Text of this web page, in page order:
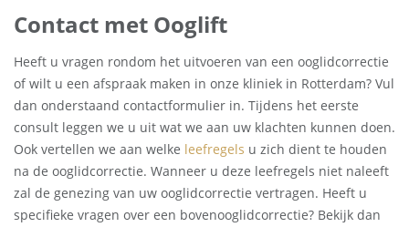
Contact met Ooglift
Heeft u vragen rondom het uitvoeren van een ooglidcorrectie
of wilt u een afspraak maken in onze kliniek in Rotterdam? Vul
dan onderstaand contactformulier in. Tijdens het eerste
consult leggen we u uit wat we aan uw klachten kunnen doen.
Ook vertellen we aan welke leefregels u zich dient te houden
na de ooglidcorrectie. Wanneer u deze leefregels niet naleeft
zal de genezing van uw ooglidcorrectie vertragen. Heeft u
specifieke vragen over een bovenooglidcorrectie? Bekijk dan